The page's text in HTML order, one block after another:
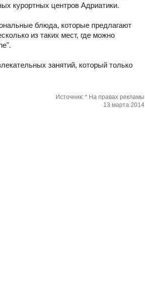
курортных центров Адриатики.
блюда, которые предлагают
из таких мест, где можно
занятий, который только
Источник: * На правах рекламы
13 марта 2014